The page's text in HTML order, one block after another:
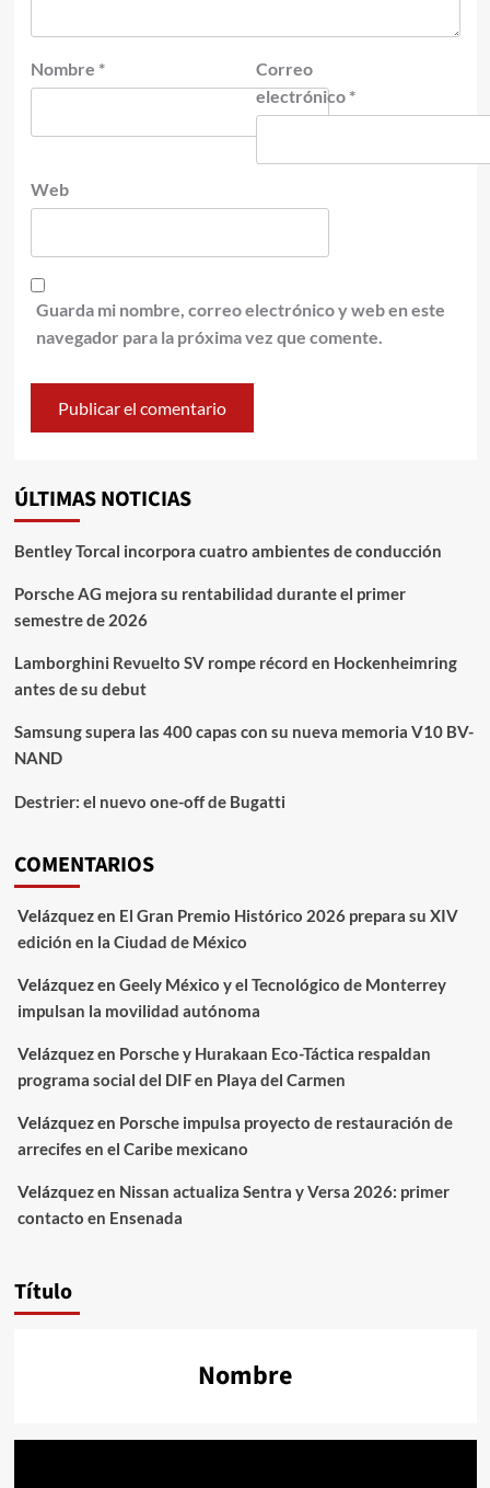
Nombre *
Correo
electrónico *
Web
Guarda mi nombre, correo electrónico y web en este
navegador para la próxima vez que comente.
ÚLTIMAS NOTICIAS
Bentley Torcal incorpora cuatro ambientes de conducción
Porsche AG mejora su rentabilidad durante el primer
semestre de 2026
Lamborghini Revuelto SV rompe récord en Hockenheimring
antes de su debut
Samsung supera las 400 capas con su nueva memoria V10 BV-
NAND
Destrier: el nuevo one-off de Bugatti
COMENTARIOS
Velázquezen El Gran Premio Histórico 2026 prepara su XIV
edición en la Ciudad de México
Velázquezen Geely México y el Tecnológico de Monterrey
impulsan la movilidad autónoma
Velázquezen Porsche y Hurakaan Eco-Táctica respaldan
programa social del DIF en Playa del Carmen
Velázquezen Porsche impulsa proyecto de restauración de
arrecifes en el Caribe mexicano
Velázquezen Nissan actualiza Sentra y Versa 2026: primer
contacto en Ensenada
Título
Nombre